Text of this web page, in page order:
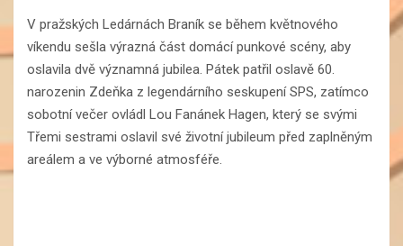
V pražských Ledárnách Braník se během květnového
víkendu sešla výrazná část domácí punkové scény, aby
oslavila dvě významná jubilea. Pátek patřil oslavě 60.
narozenin Zdeňka z legendárního seskupení SPS, zatímco
sobotní večer ovládl Lou Fanánek Hagen, který se svými
Třemi sestrami oslavil své životní jubileum před zaplněným
areálem a ve výborné atmosféře.